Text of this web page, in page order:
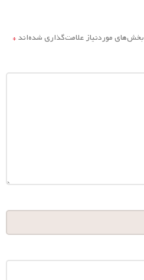
بخش‌های موردنیاز علامت‌گذاری شده‌اند*